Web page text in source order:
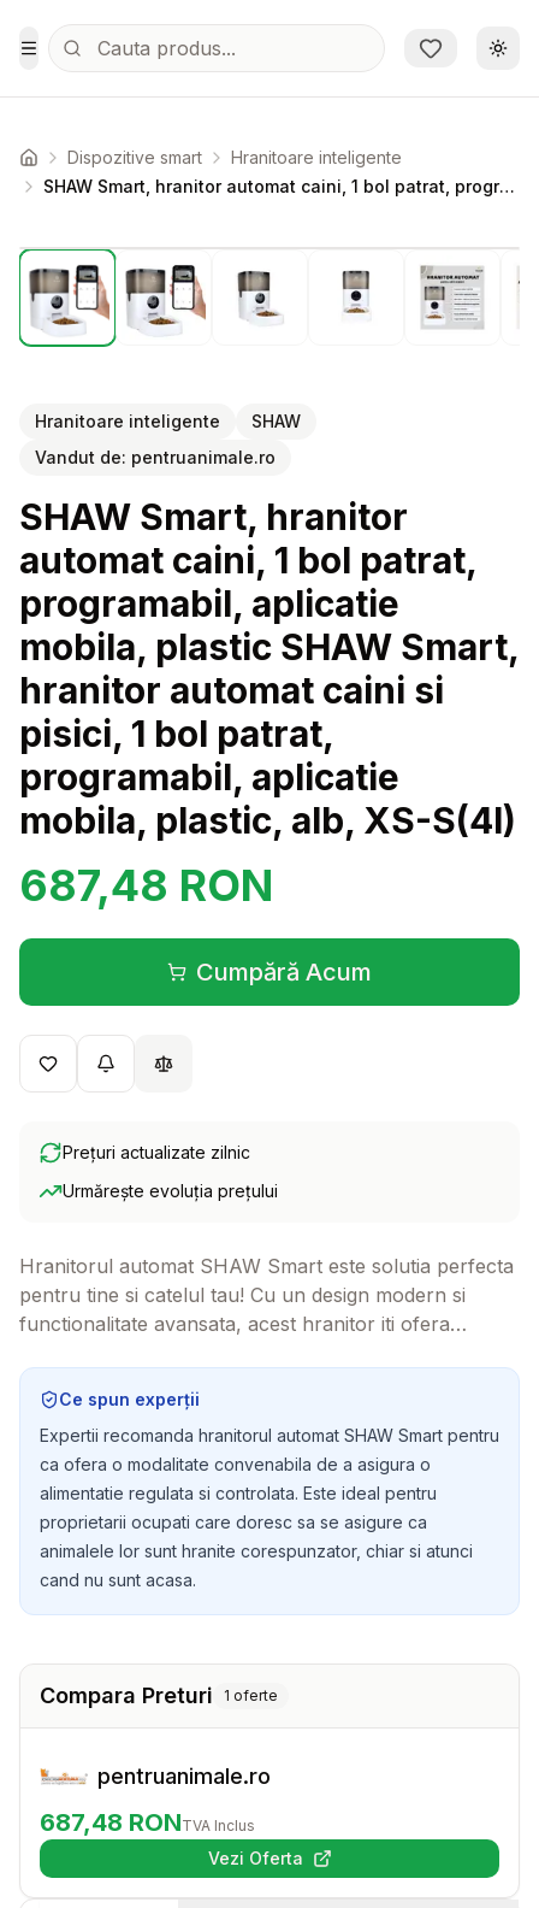
Sari la conținutul principal
Toggle Menu
Acasa Dispozitive smart
Hranitoare inteligente
SHAW Smart, hranitor automat caini, 1 bol patrat, programabil, aplicatie mobila, plastic SHAW Smart, hranitor automat caini si pisici, 1 bol patrat, programabil, aplicatie mobila, plastic, alb, XS-S(4l)
Hranitoare inteligente
SHAW
Vandut de: pentruanimale.ro
SHAW Smart, hranitor
automat caini, 1 bol patrat,
programabil, aplicatie
mobila, plastic SHAW Smart,
hranitor automat caini si
pisici, 1 bol patrat,
programabil, aplicatie
mobila, plastic, alb, XS-S(4l)
687,48 RON
Cumpără Acum
(se deschide într-o filă
Prețuri actualizate zilnic
Urmărește evoluția prețului
Hranitorul automat SHAW Smart este solutia perfecta
pentru tine si catelul tau! Cu un design modern si
functionalitate avansata, acest hranitor iti ofera
necuvantator direct de pe telefonul mobil.
Ce spun experții
Expertii recomanda hranitorul automat SHAW Smart pentru
ca ofera o modalitate convenabila de a asigura o
alimentatie regulata si controlata. Este ideal pentru
proprietarii ocupati care doresc sa se asigure ca
animalele lor sunt hranite corespunzator, chiar si atunci
cand nu sunt acasa.
Compara Preturi 1 oferte
pentruanimale.ro
687,48 RONTVA Inclus
Vezi Oferta(se deschide într-o filă nouă)